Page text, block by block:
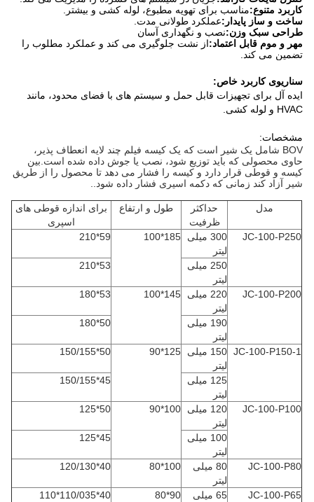
کاربرد متنوع:مناسب برای تهویه مطبوع، لوله کشی و بیشتر.
ساخت و ساز پایدار:عملکرد طولانی مدت.
طراحی سبک وزن:نصب و نگهداری آسان
مهر و موم قابل اعتماد:از نشت جلوگیری می کند و عملکرد مطلوب را
تضمین می کند.
سناریوی کاربرد خاص:
ایده آل برای تجهیزات قابل حمل و سیستم های با فضای محدود، مانند
HVAC و لوله کشی.
مشخصات:
BOV شامل یک شیر است که یک کیسه فیلم چند لایه انعطاف پذیر،
حاوی محصولی که باید توزیع شود، نصب یا جوش داده شده است.بین
کیسه و قوطی قرار دارد و کیسه را فشار می دهد تا محصول را از طریق
شیر آزاد کند زمانی که دکمه اسپری فشار داده شود..
مدل
حداکثر
ظرفیت
طول و ارتفاع
برای اندازه قوطی های
اسپری
JC-100-P250
300 میلی
لیتر
185*100
59*210
250 میلی
لیتر
53*210
JC-100-P200
220 میلی
لیتر
145*100
53*180
190 میلی
لیتر
50*180
JC-100-P150-1
150 میلی
لیتر
125*90
50*150/155
125 میلی
لیتر
45*150/155
JC-100-P100
120 میلی
لیتر
100*90
50*125
100 میلی
لیتر
45*125
JC-100-P80
80 میلی
لیتر
100*80
40*120/130
JC-100-P65
65 میلی
90*80
40*110/035*110